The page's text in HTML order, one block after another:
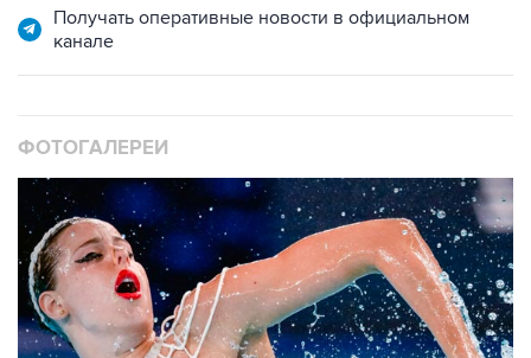
Получать оперативные новости в официальном
канале
ФОТОГАЛЕРЕИ